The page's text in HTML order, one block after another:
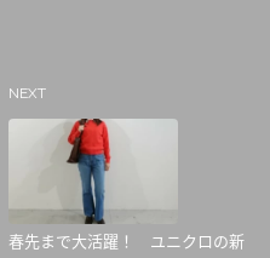
NEXT
春先まで大活躍！ ユニクロの新